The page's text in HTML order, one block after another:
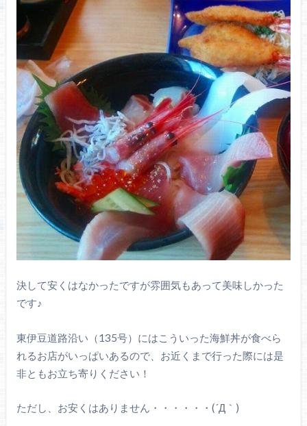
決して安くはなかったですが雰囲気もあって美味しかった
です♪
東伊豆道路沿い（135号）にはこういった海鮮丼が食べら
れるお店がいっぱいあるので、お近くまで行った際には是
非ともお立ち寄りください！
ただし、お安くはありません・・・・・・(´Д｀)